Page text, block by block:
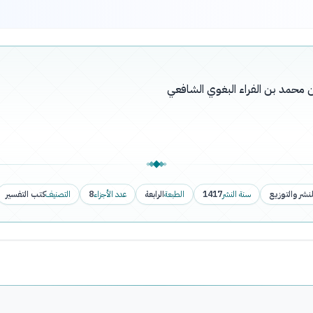
بن الفراء البغوي الشافعي
والتوزيع سنة النشر1417 الطبعةالرابعة عدد الأجزاء8 التصنيفكتب التفسير